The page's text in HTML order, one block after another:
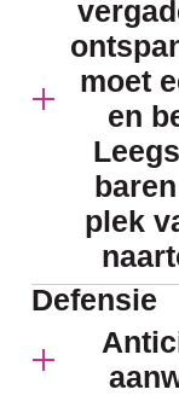
moet
en
plek
Defensie